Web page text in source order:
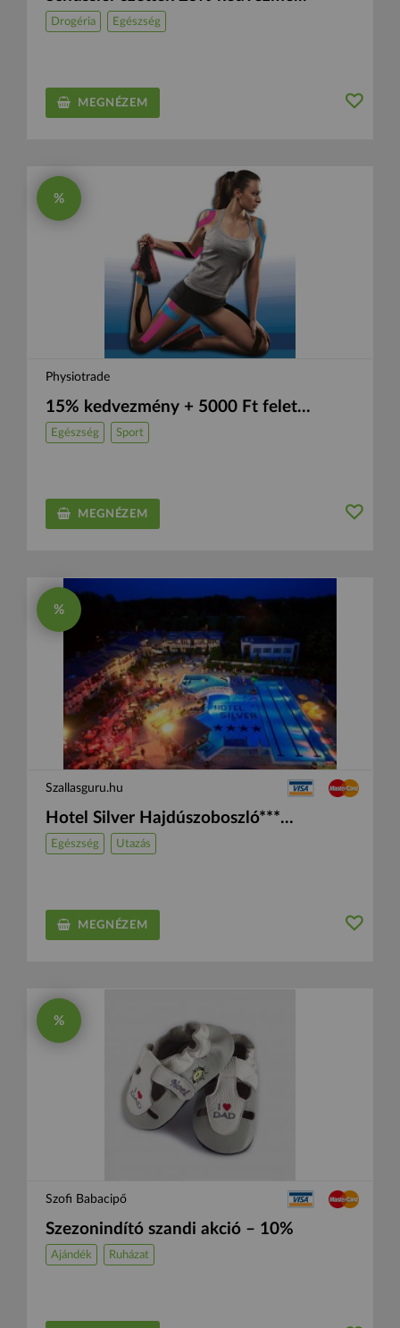
Drogéria Egészség
MEGNÉZEM
%
Physiotrade
15% kedvezmény + 5000 Ft felet...
Egészség Sport
MEGNÉZEM
%
Szallasguru.hu
Hotel Silver Hajdúszoboszló***...
Egészség Utazás
MEGNÉZEM
%
Szofi Babacipő
Szezonindító szandi akció – 10%
Ajándék Ruházat